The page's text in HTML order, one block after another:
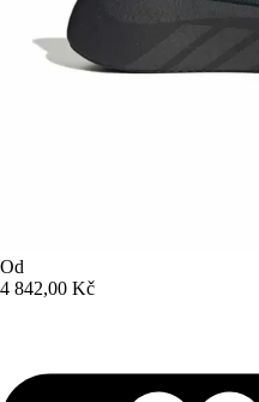
Od
4 842,00 Kč